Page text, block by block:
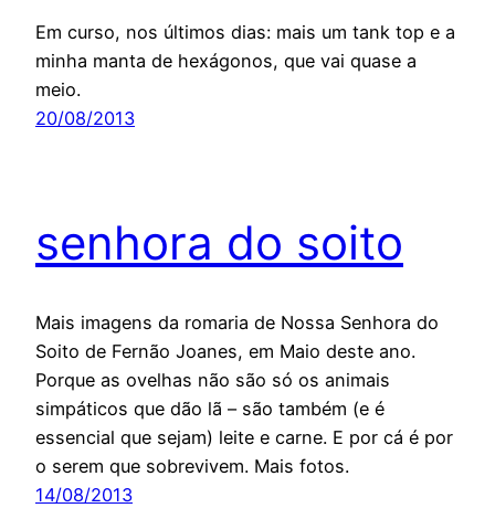
Em curso, nos últimos dias: mais um tank top e a
minha manta de hexágonos, que vai quase a
meio.
20/08/2013
senhora do soito
Mais imagens da romaria de Nossa Senhora do
Soito de Fernão Joanes, em Maio deste ano.
Porque as ovelhas não são só os animais
simpáticos que dão lã – são também (e é
essencial que sejam) leite e carne. E por cá é por
o serem que sobrevivem. Mais fotos.
14/08/2013